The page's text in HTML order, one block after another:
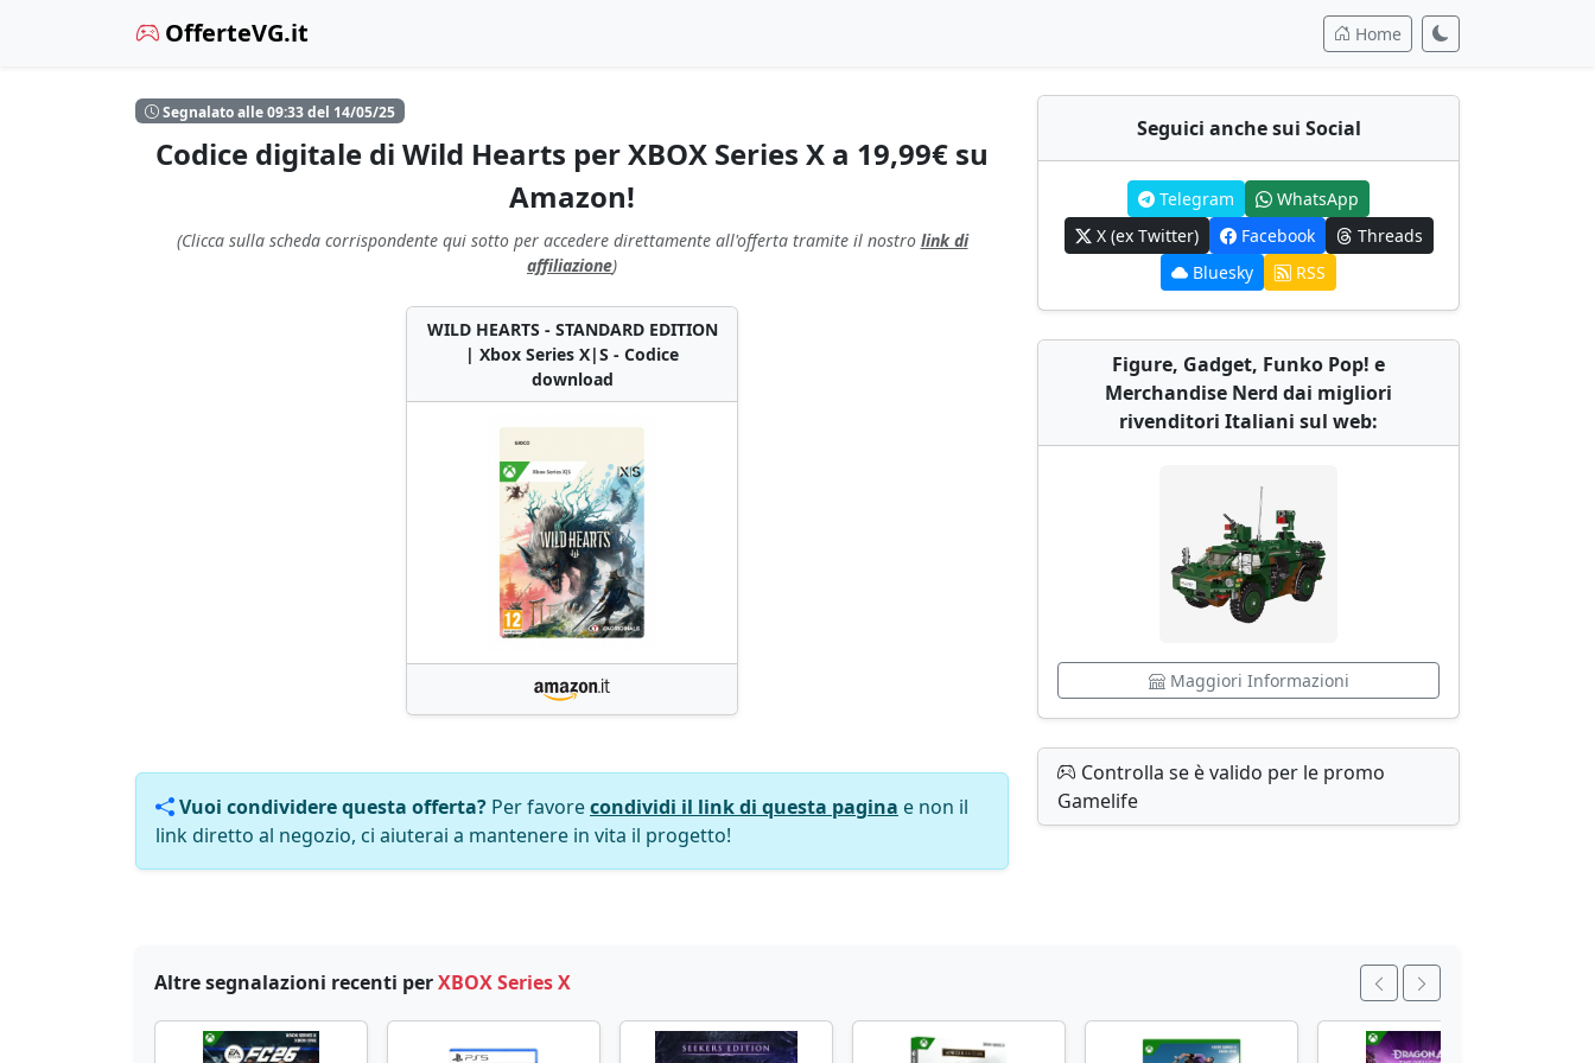
OfferteVG.it Home
Segnalato alle 09:33 del 14/05/25
Codice digitale di Wild Hearts per XBOX Series X a 19,99€ su
Amazon!
(Clicca sulla scheda corrispondente qui sotto per accedere direttamente all'offerta tramite il nostro link di
affiliazione)
WILD HEARTS - STANDARD EDITION
| Xbox Series X|S - Codice
download
Vuoi condividere questa offerta? Per favorecondividi il link di questa pagina e non il
link diretto al negozio, ci aiuterai a mantenere in vita il progetto!
Seguici anche sui Social
Telegram
WhatsApp
X (ex Twitter)
Facebook
Threads
Bluesky
RSS
Figure, Gadget, Funko Pop! e
Merchandise Nerd dai migliori
rivenditori Italiani sul web:
Maggiori Informazioni
Controlla se è valido per le promo
Gamelife
Altre segnalazioni recenti perXBOX Series X